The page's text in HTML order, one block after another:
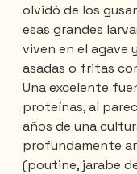
olvidó de los
esas grandes
viven en el agave
asadas o fritas
Una excelente
proteínas, al
años de una
profundamente
(poutine, jarabe